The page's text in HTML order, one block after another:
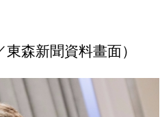
東森新聞資料畫面）